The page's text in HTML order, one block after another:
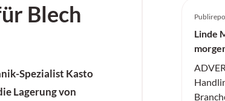
Blech
Spezialist Kasto
Lagerung von
Linde